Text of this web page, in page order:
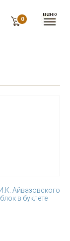
0
Айвазовского
в буклете